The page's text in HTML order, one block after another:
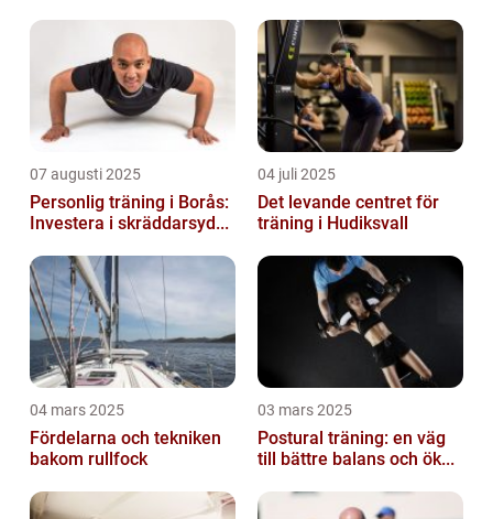
07 augusti 2025
Personlig träning i Borås:
Investera i skräddarsyd...
04 juli 2025
Det levande centret för
träning i Hudiksvall
04 mars 2025
Fördelarna och tekniken
bakom rullfock
03 mars 2025
Postural träning: en väg
till bättre balans och ök...